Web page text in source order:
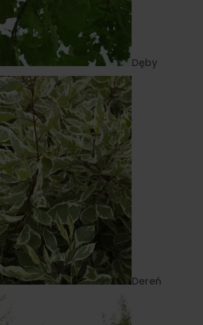
Dęby
Dereń